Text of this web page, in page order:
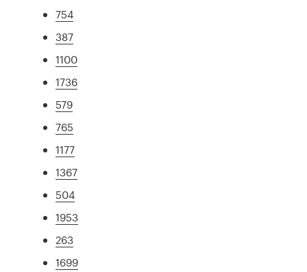
754
387
1100
1736
579
765
1177
1367
504
1953
263
1699